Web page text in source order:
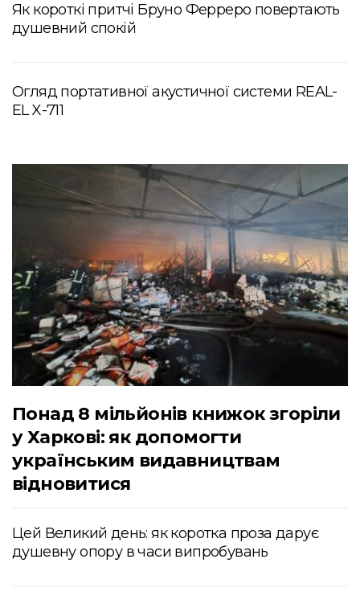
Як короткі притчі Бруно Ферреро повертають
душевний спокій
Огляд портативної акустичної системи REAL-
EL X-711
Понад 8 мільйонів книжок згоріли
у Харкові: як допомогти
українським видавництвам
відновитися
Цей Великий день: як коротка проза дарує
душевну опору в часи випробувань